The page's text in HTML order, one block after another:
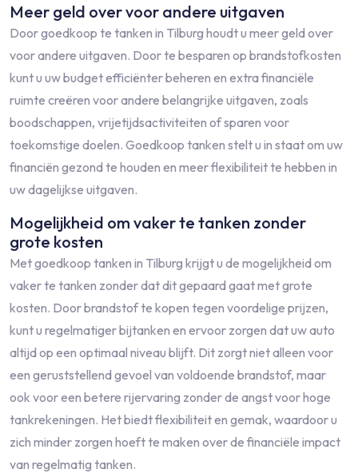
Meer geld over voor andere uitgaven
Door goedkoop te tanken in Tilburg houdt u meer geld over
voor andere uitgaven. Door te besparen op brandstofkosten
kunt u uw budget efficiënter beheren en extra financiële
ruimte creëren voor andere belangrijke uitgaven, zoals
boodschappen, vrijetijdsactiviteiten of sparen voor
toekomstige doelen. Goedkoop tanken stelt u in staat om uw
financiën gezond te houden en meer flexibiliteit te hebben in
uw dagelijkse uitgaven.
Mogelijkheid om vaker te tanken zonder
grote kosten
Met goedkoop tanken in Tilburg krijgt u de mogelijkheid om
vaker te tanken zonder dat dit gepaard gaat met grote
kosten. Door brandstof te kopen tegen voordelige prijzen,
kunt u regelmatiger bijtanken en ervoor zorgen dat uw auto
altijd op een optimaal niveau blijft. Dit zorgt niet alleen voor
een geruststellend gevoel van voldoende brandstof, maar
ook voor een betere rijervaring zonder de angst voor hoge
tankrekeningen. Het biedt flexibiliteit en gemak, waardoor u
zich minder zorgen hoeft te maken over de financiële impact
van regelmatig tanken.